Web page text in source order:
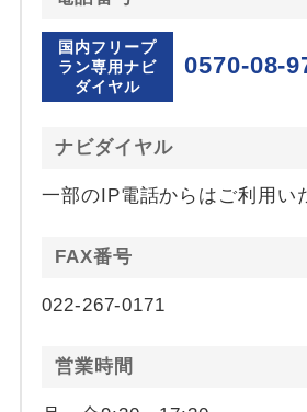
国内フリープ
ラン専用ナビ
ダイヤル
0570-08-
ナビダイヤル
一部のIP電話からはご利用い
FAX番号
022-267-0171
営業時間